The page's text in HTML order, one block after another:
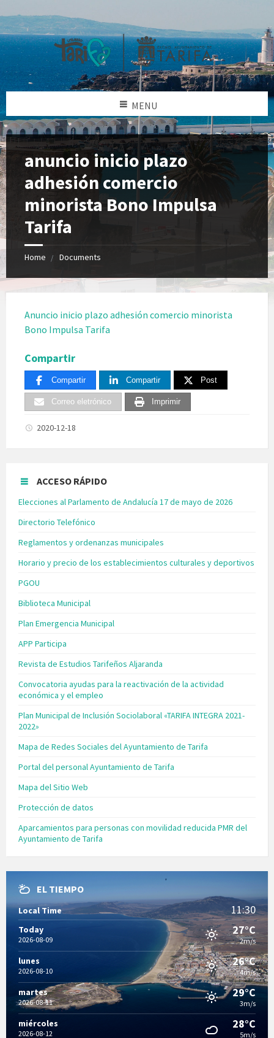
MENU
anuncio inicio plazo
adhesión comercio
minorista Bono Impulsa
Tarifa
Home Documents
Anuncio inicio plazo adhesión comercio minorista
Bono Impulsa Tarifa
Compartir
Compartir Compartir Post
Correo eletrónico Imprimir
2020-12-18
ACCESO RÁPIDO
Elecciones al Parlamento de Andalucía 17 de mayo de 2026
Directorio Telefónico
Reglamentos y ordenanzas municipales
Horario y precio de los establecimientos culturales y deportivos
PGOU
Biblioteca Municipal
Plan Emergencia Municipal
APP Participa
Revista de Estudios Tarifeños Aljaranda
Convocatoria ayudas para la reactivación de la actividad
económica y el empleo
Plan Municipal de Inclusión Sociolaboral «TARIFA INTEGRA 2021-
2022»
Mapa de Redes Sociales del Ayuntamiento de Tarifa
Portal del personal Ayuntamiento de Tarifa
Mapa del Sitio Web
Protección de datos
Aparcamientos para personas con movilidad reducida PMR del
Ayuntamiento de Tarifa
EL TIEMPO
Local Time 11:30
Today
2026-08-09
27°C
2m/s
lunes
2026-08-10
26°C
4m/s
martes
2026-08-11
29°C
3m/s
miércoles
2026-08-12
28°C
5m/s